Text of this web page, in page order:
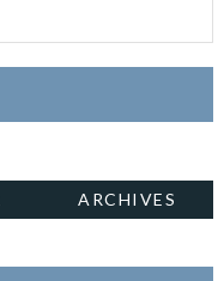
ARCHIVES